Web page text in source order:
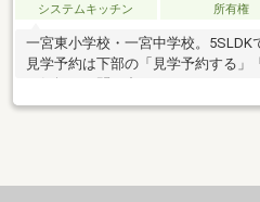
システムキッチン
所有権
一宮東小学校・一宮中学校。5SLDK
見学予約は下部の「見学予約する」